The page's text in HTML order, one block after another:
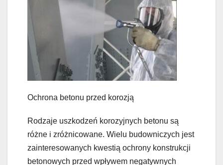
Ochrona betonu przed korozją
Rodzaje uszkodzeń korozyjnych betonu są
różne i zróżnicowane. Wielu budowniczych jest
zainteresowanych kwestią ochrony konstrukcji
betonowych przed wpływem negatywnych